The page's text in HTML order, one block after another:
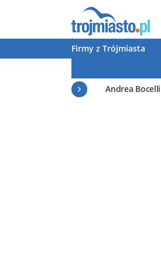
Firmy z Trójmiasta
Andrea Bocelli